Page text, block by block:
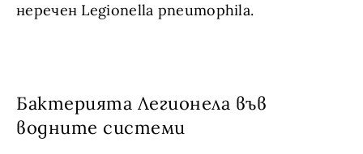
неречен Legionella pneumophila.
Бактерията Легионела във
водните системи